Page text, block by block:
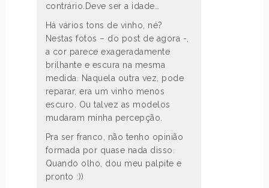
contrário.Deve ser a idade…
Há vários tons de vinho, né?
Nestas fotos – do post de agora -,
a cor parece exageradamente
brilhante e escura na mesma
medida. Naquela outra vez, pode
reparar, era um vinho menos
escuro. Ou talvez as modelos
mudaram minha percepção.
Pra ser franco, não tenho opinião
formada por quase nada disso.
Quando olho, dou meu palpite e
pronto :))